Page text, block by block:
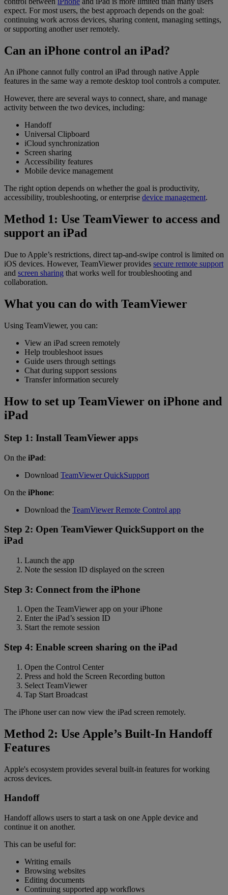
expect. For most users, the best approach depends on the goal:
continuing work across devices, sharing content, managing settings,
or supporting another user remotely.
Can an iPhone control an iPad?
An iPhone cannot fully control an iPad through native Apple
features in the same way a remote desktop tool controls a computer.
However, there are several ways to connect, share, and manage
activity between the two devices, including:
Handoff
Universal Clipboard
iCloud synchronization
Screen sharing
Accessibility features
Mobile device management
The right option depends on whether the goal is productivity,
accessibility, troubleshooting, or enterprise device management.
Method 1: Use TeamViewer to access and
support an iPad
Due to Apple’s restrictions, direct tap-and-swipe control is limited on
iOS devices. However, TeamViewer provides secure remote support
and screen sharing that works well for troubleshooting and
collaboration.
What you can do with TeamViewer
Using TeamViewer, you can:
View an iPad screen remotely
Help troubleshoot issues
Guide users through settings
Chat during support sessions
Transfer information securely
How to set up TeamViewer on iPhone and
iPad
Step 1: Install TeamViewer apps
On the iPad:
Download TeamViewer QuickSupport
On the iPhone:
Download the TeamViewer Remote Control app
Step 2: Open TeamViewer QuickSupport on the
iPad
Launch the app
Note the session ID displayed on the screen
Step 3: Connect from the iPhone
Open the TeamViewer app on your iPhone
Enter the iPad’s session ID
Start the remote session
Step 4: Enable screen sharing on the iPad
Open the Control Center
Press and hold the Screen Recording button
Select TeamViewer
Tap Start Broadcast
The iPhone user can now view the iPad screen remotely.
Method 2: Use Apple’s Built-In Handoff
Features
Apple's ecosystem provides several built-in features for working
across devices.
Handoff
Handoff allows users to start a task on one Apple device and
continue it on another.
This can be useful for:
Writing emails
Browsing websites
Editing documents
Continuing supported app workflows